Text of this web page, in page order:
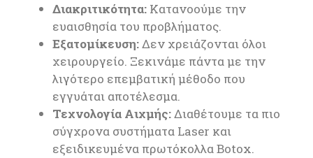
Διακριτικότητα: Κατανοούμε την
ευαισθησία του προβλήματος.
Εξατομίκευση:Δεν χρειάζονται όλοι
χειρουργείο. Ξεκινάμε πάντα με την
λιγότερο επεμβατική μέθοδο που
εγγυάται αποτέλεσμα.
Τεχνολογία Αιχμής:Διαθέτουμε τα πιο
σύγχρονα συστήματα Laser και
εξειδικευμένα πρωτόκολλα Botox.